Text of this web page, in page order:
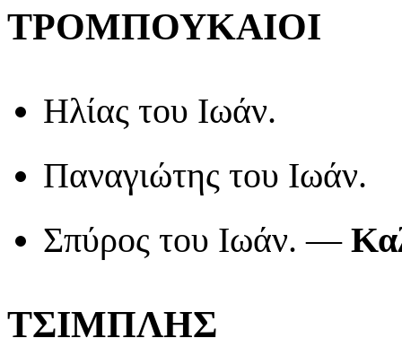
ΤΡΟΜΠΟΥΚΑΙΟΙ
Ηλίας του Ιωάν.
Παναγιώτης του Ιωάν.
Σπύρος του Ιωάν. —
ΤΣΙΜΠΛΗΣ